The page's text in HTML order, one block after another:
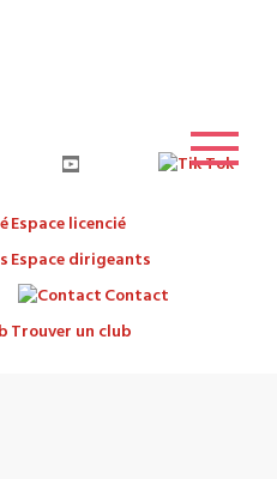
Espace licencié
Espace dirigeants
Contact
Trouver un club